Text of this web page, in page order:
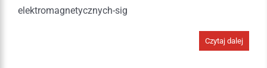
elektromagnetycznych-sig
Czytaj dalej